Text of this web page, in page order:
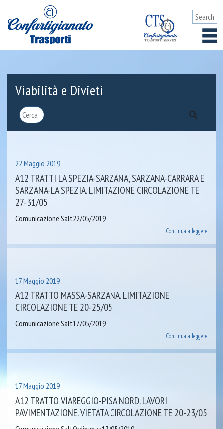
Viabilità e Divieti
22 Maggio 2019
A12 TRATTI LA SPEZIA-SARZANA, SARZANA-CARRARA E
SARZANA-LA SPEZIA. LIMITAZIONE CIRCOLAZIONE TE
27-31/05
Comunicazione Salt22/05/2019
Continua a leggere
17 Maggio 2019
A12 TRATTO MASSA-SARZANA. LIMITAZIONE
CIRCOLAZIONE TE 20-25/05
Comunicazione Salt17/05/2019
Continua a leggere
17 Maggio 2019
A12 TRATTO VIAREGGIO-PISA NORD. LAVORI
PAVIMENTAZIONE. VIETATA CIRCOLAZIONE TE 20-23/05